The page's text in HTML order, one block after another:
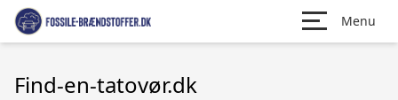
Menu
Find-en-tatovør.dk